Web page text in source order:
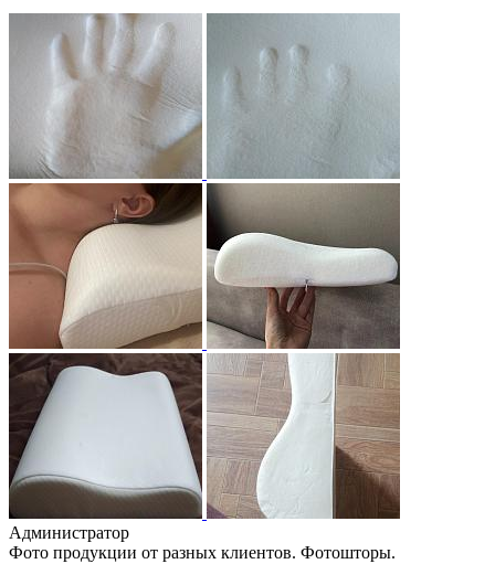
Администратор
Фото продукции от разных клиентов. Фотошторы.